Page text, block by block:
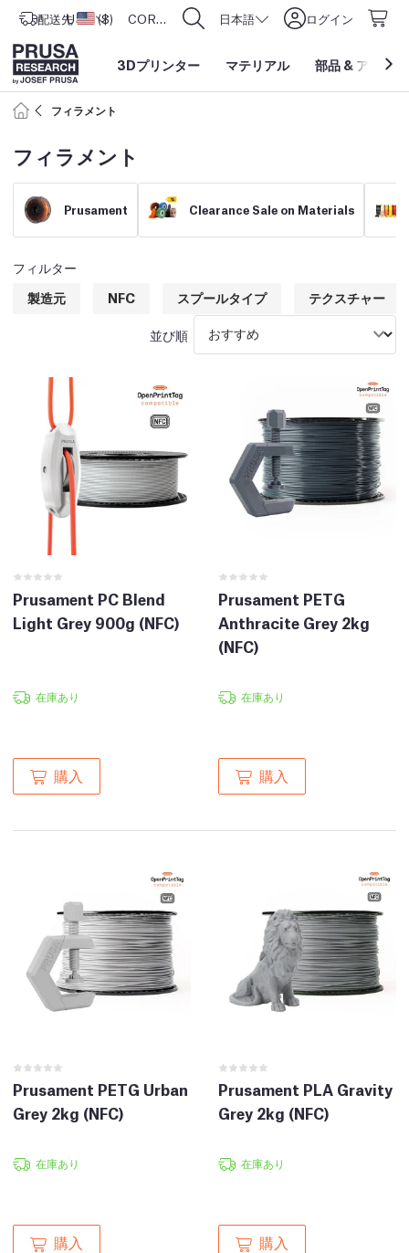
配送先 アメリカ合衆国
USD ($) CORE One L: Now In Stock! 日本語 ログイン
3Dプリンター マテリアル 部品 & アクセ
フィラメント
フィラメント
Prusament Clearance Sale on Materials
フィルター
製造元
NFC スプールタイプ テクスチャー
並び順
Prusament PC Blend
Light Grey 900g (NFC)
在庫あり
購入
Prusament PETG
Anthracite Grey 2kg
(NFC)
在庫あり
購入
Prusament PETG Urban
Grey 2kg (NFC)
在庫あり
購入
Prusament PLA Gravity
Grey 2kg (NFC)
在庫あり
購入